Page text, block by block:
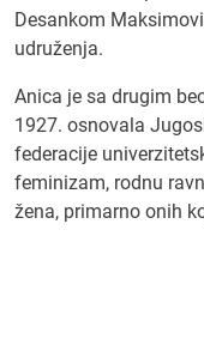
Desankom
udruženja.
Anica je sa drugim
1927. osnovala
federacije
feminizam, rodnu
žena, primarno onih